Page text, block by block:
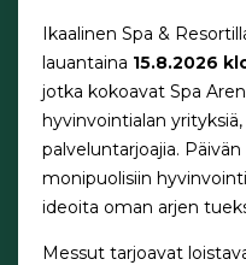
Ikaalinen Spa &
lauantaina 15.8.2026
jotka kokoavat Spa
hyvinvointialan
palveluntarjoajia.
monipuolisiin
ideoita oman arjen
Messut tarjoavat